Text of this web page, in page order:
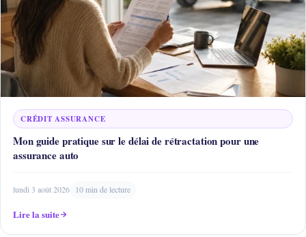
CRÉDIT ASSURANCE
Mon guide pratique sur le délai de rétractation pour une
assurance auto
lundi 3 août 2026 10 min de lecture
Lire la suite